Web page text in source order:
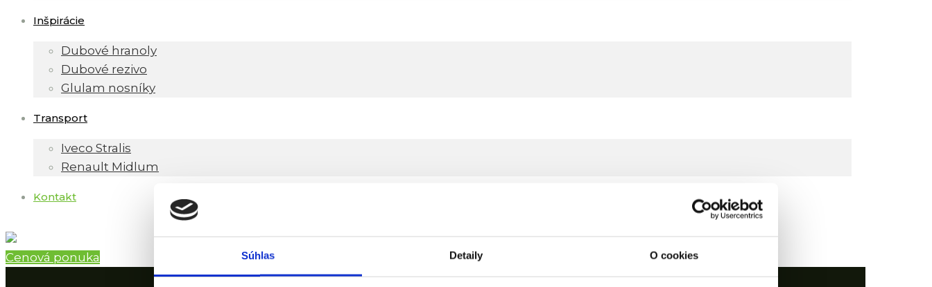
Súhlas Detaily O cookies
Inšpirácie
Dubové hranoly
Dubové rezivo
Glulam nosníky
Transport
Iveco Stralis
Renault Midlum
Kontakt
Cenová ponuka